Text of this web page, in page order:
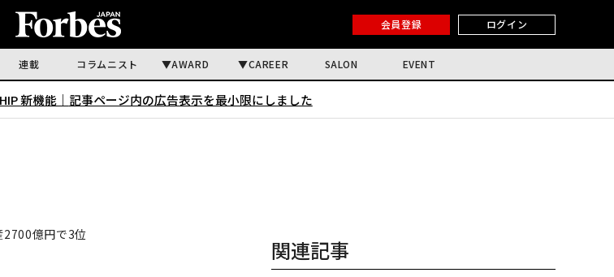
会員登録 ログイン
連載 コラムニスト AWARD CAREER SALON EVENT
新機能｜ 記事ページ内の広告表示を最小限にしました
億円で3位
関連記事